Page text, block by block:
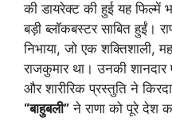
की डायरेक्ट की हुई यह फिल्में
बड़ी ब्लॉकबस्टर साबित हुईं।
निभाया, जो एक शक्तिशाली,
राजकुमार था। उनकी
और शारीरिक प्रस्तुति ने
“बाहुबली” ने राणा को पूरे देश